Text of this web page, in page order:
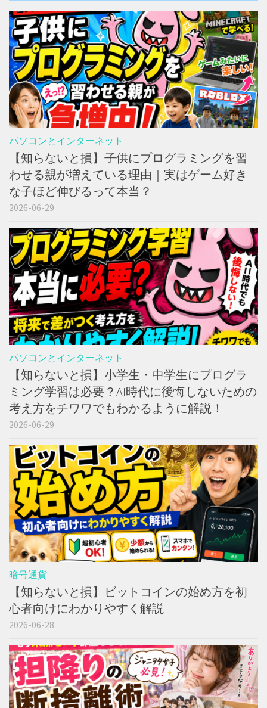
パソコンとインターネット
【知らないと損】子供にプログラミングを習
わせる親が増えている理由｜実はゲーム好き
な子ほど伸びるって本当？
2026-06-29
パソコンとインターネット
【知らないと損】小学生・中学生にプログラ
ミング学習は必要？AI時代に後悔しないための
考え方をチワワでもわかるように解説！
2026-06-29
暗号通貨
【知らないと損】ビットコインの始め方を初
心者向けにわかりやすく解説
2026-06-28